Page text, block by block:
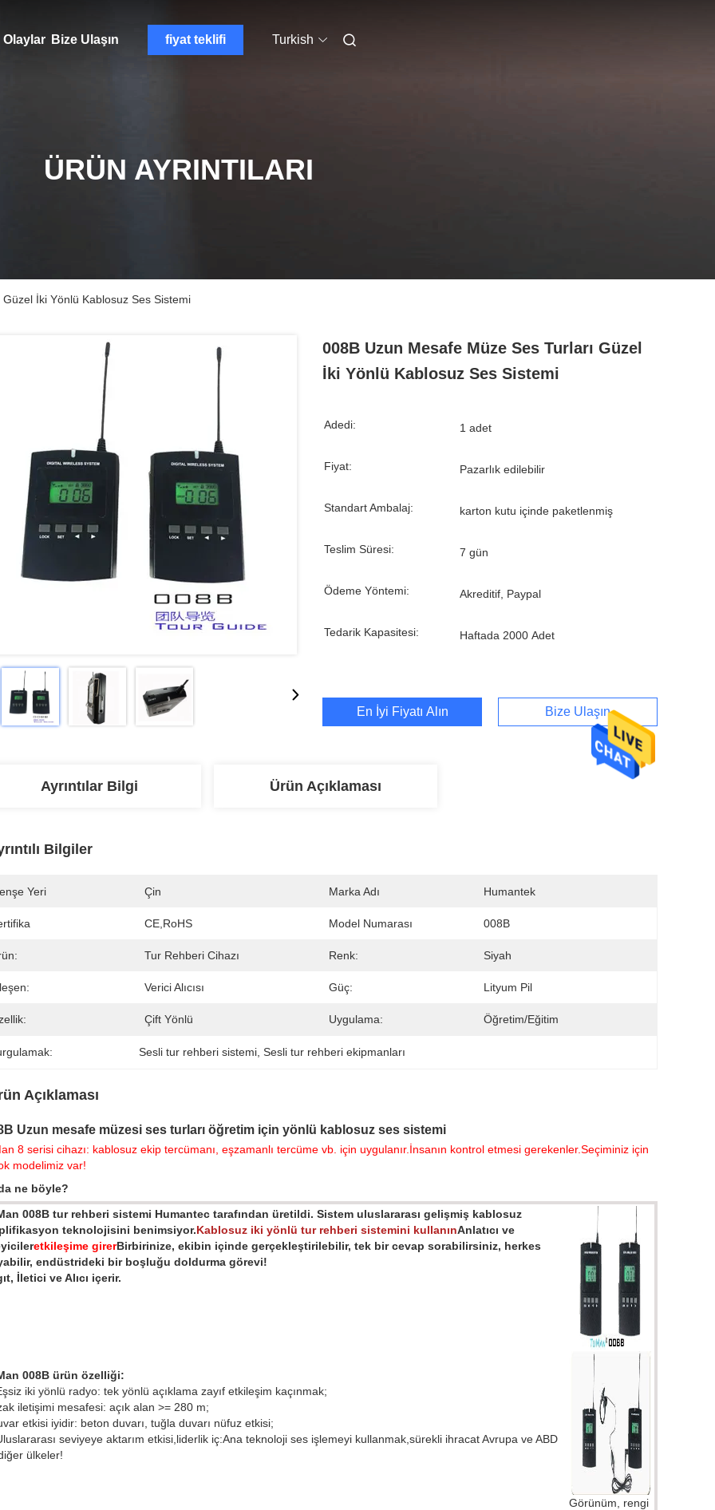
Olaylar Bize Ulaşın fiyat teklifi Turkish
ÜRÜN AYRINTILARI
İki Yönlü Kablosuz Ses Sistemi
008B Uzun Mesafe Müze Ses Turları Güzel
İki Yönlü Kablosuz Ses Sistemi
Adedi: 1 adet
Fiyat: Pazarlık edilebilir
Standart Ambalaj: karton kutu içinde paketlenmiş
Teslim Süresi: 7 gün
Ödeme Yöntemi: Akreditif, Paypal
Tedarik Kapasitesi: Haftada 2000 Adet
En İyi Fiyatı Alın Bize Ulaşın
Ayrıntılar Bilgi Ürün Açıklaması
Bilgiler
Yeri Çin Marka Adı Humantek
CE,RoHS Model Numarası 008B
Tur Rehberi Cihazı Renk: Siyah
Verici Alıcısı Güç: Lityum Pil
Çift ​​yönlü Uygulama: Öğretim/Eğitim
Sesli tur rehberi sistemi , Sesli tur rehberi ekipmanları
Açıklaması
Uzun mesafe müzesi ses turları öğretim için yönlü kablosuz ses sistemi
8 serisi cihazı: kablosuz ekip tercümanı, eşzamanlı tercüme vb. için uygulanır.İnsanın kontrol etmesi gerekenler.Seçiminiz için
modelimiz var!
ne böyle?
008B tur rehberi sistemi Humantec tarafından üretildi. Sistem uluslararası gelişmiş kablosuz
teknolojisini benimsiyor.Kablosuz iki yönlü tur rehberi sistemini kullanınAnlatıcı ve
etkileşime girerBirbirinize, ekibin içinde gerçekleştirilebilir, tek bir cevap sorabilirsiniz, herkes
endüstrideki bir boşluğu doldurma görevi!
İletici ve Alıcı içerir.
008B ürün özelliği:
iki yönlü radyo: tek yönlü açıklama zayıf etkileşim kaçınmak;
iletişimi mesafesi: açık alan >= 280 m;
etkisi iyidir: beton duvarı, tuğla duvarı nüfuz etkisi;
seviyeye aktarım etkisi,liderlik iç:Ana teknoloji ses işlemeyi kullanmak,sürekli ihracat Avrupa ve ABD
ülkeler!
Görünüm, rengi